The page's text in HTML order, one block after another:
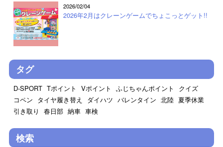
2026/02/04
2026年2月はクレーンゲームでちょこっとゲット!!
タグ
D-SPORT Tポイント Vポイント ふじちゃんポイント
クイズ
コペン タイヤ履き替え ダイハツ バレンタイン 北陸 夏季休業
引き取り
春日部 納車 車検
検索